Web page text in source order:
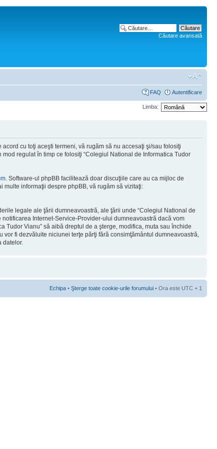
Căutare avansată
FAQ Autentificare
Limba:
cu toţi aceşti termeni, vă rugăm să nu accesaţi şi/sau folosiţi
regulat în timp ce folosiţi “Colegiul National de Informatica Tudor
. Software-ul phpBB facilitează doar discuţiile care au ca mijloc de
informaţii despre phpBB, vă rugăm să vizitaţi:
legale ale ţării dumneavoastră, ale ţării unde “Colegiul National de
Internet-Service-Provider-ului dumneavoastră dacă vom
Tudor Vianu” să aibă dreptul de a şterge, modifica, muta sau închide
fi dezvăluite niciunei terţe părţi fără consimţământul dumneavoastră,
datelor.
Echipa • Şterge toate cookie-urile forumului • Ora este UTC + 1